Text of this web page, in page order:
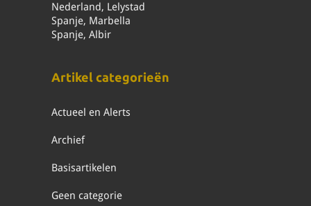
Nederland, Lelystad
Spanje, Marbella
Spanje, Albir
Artikel categorieën
Actueel en Alerts
Archief
Basisartikelen
Geen categorie